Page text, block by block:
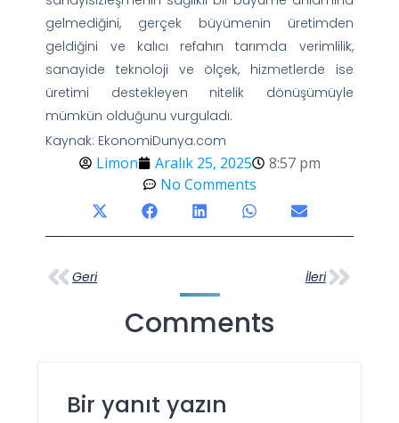
gelmediğini, gerçek büyümenin üretimden
geldiğini ve kalıcı refahın tarımda verimlilik,
sanayide teknoloji ve ölçek, hizmetlerde ise
üretimi destekleyen nitelik dönüşümüyle
mümkün olduğunu vurguladı.
Kaynak: EkonomiDunya.com
Limon Aralık 25, 2025
8:57 pm
No Comments
Geri İleri
Comments
Bir yanıt yazın